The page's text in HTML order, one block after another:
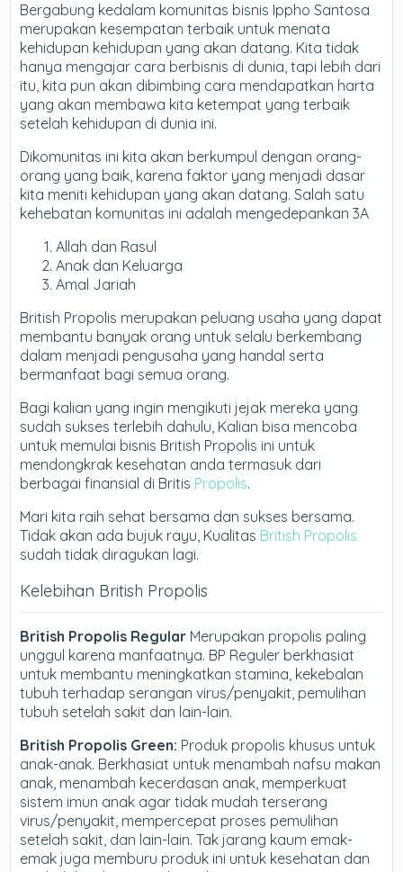
Bergabung kedalam komunitas bisnis Ippho Santosa
merupakan kesempatan terbaik untuk menata
kehidupan kehidupan yang akan datang. Kita tidak
hanya mengajar cara berbisnis di dunia, tapi lebih dari
itu, kita pun akan dibimbing cara mendapatkan harta
yang akan membawa kita ketempat yang terbaik
setelah kehidupan di dunia ini.
Dikomunitas ini kita akan berkumpul dengan orang-
orang yang baik, karena faktor yang menjadi dasar
kita meniti kehidupan yang akan datang. Salah satu
kehebatan komunitas ini adalah mengedepankan 3A
Allah dan Rasul
Anak dan Keluarga
Amal Jariah
British Propolis merupakan peluang usaha yang dapat
membantu banyak orang untuk selalu berkembang
dalam menjadi pengusaha yang handal serta
bermanfaat bagi semua orang.
Bagi kalian yang ingin mengikuti jejak mereka yang
sudah sukses terlebih dahulu, Kalian bisa mencoba
untuk memulai bisnis British Propolis ini untuk
mendongkrak kesehatan anda termasuk dari
berbagai finansial di Britis Propolis.
Mari kita raih sehat bersama dan sukses bersama.
Tidak akan ada bujuk rayu, Kualitas British Propolis
sudah tidak diragukan lagi.
Kelebihan British Propolis
British Propolis Regular Merupakan propolis paling
unggul karena manfaatnya. BP Reguler berkhasiat
untuk membantu meningkatkan stamina, kekebalan
tubuh terhadap serangan virus/penyakit, pemulihan
tubuh setelah sakit dan lain-lain.
British Propolis Green: Produk propolis khusus untuk
anak-anak. Berkhasiat untuk menambah nafsu makan
anak, menambah kecerdasan anak, memperkuat
sistem imun anak agar tidak mudah terserang
virus/penyakit, mempercepat proses pemulihan
setelah sakit, dan lain-lain. Tak jarang kaum emak-
emak juga memburu produk ini untuk kesehatan dan